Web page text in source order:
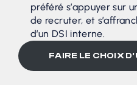
préféré s’appuyer sur
de recruter, et
d’un DSI interne.
FAIRE LE CHOIX